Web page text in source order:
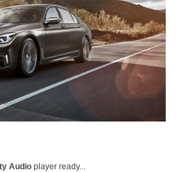
Audio player ready...